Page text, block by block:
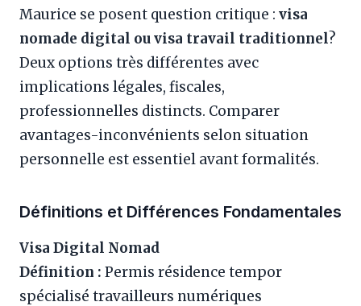
Maurice se posent question critique : visa
nomade digital ou visa travail traditionnel?
Deux options très différentes avec
implications légales, fiscales,
professionnelles distincts. Comparer
avantages-inconvénients selon situation
personnelle est essentiel avant formalités.
Définitions et Différences Fondamentales
Visa Digital Nomad
Définition : Permis résidence tempor
spécialisé travailleurs numériques